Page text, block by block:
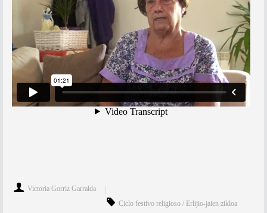
Victoria Gorriz Garralda
Ciclo festivo religioso / Erlijio-jaien zikloa